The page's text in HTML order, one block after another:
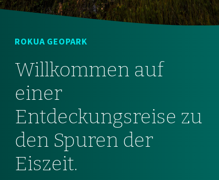
ROKUA GEOPARK
Willkommen auf
einer
Entdeckungsreise zu
den Spuren der
Eiszeit.